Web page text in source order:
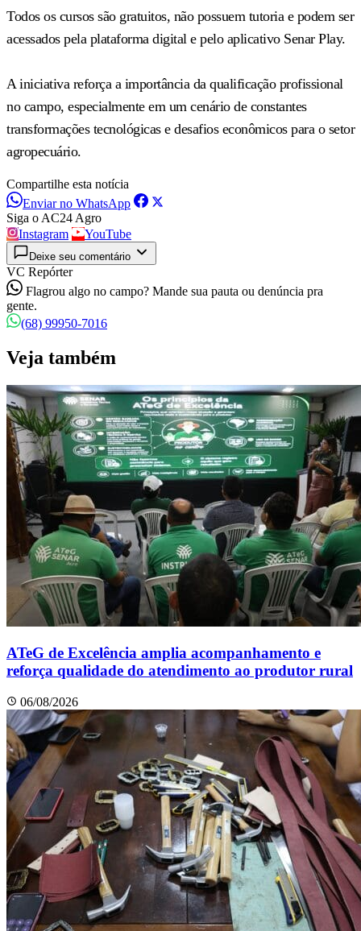
Todos os cursos são gratuitos, não possuem tutoria e podem ser
acessados pela plataforma digital e pelo aplicativo Senar Play.
A iniciativa reforça a importância da qualificação profissional
no campo, especialmente em um cenário de constantes
transformações tecnológicas e desafios econômicos para o setor
agropecuário.
Compartilhe esta notícia
Enviar no WhatsApp
Siga o AC24 Agro
Instagram
YouTube
Deixe seu comentário
VC Repórter
Flagrou algo no campo? Mande sua pauta ou denúncia pra
gente.
(68) 99950-7016
Veja também
ATeG de Excelência amplia acompanhamento e
reforça qualidade do atendimento ao produtor rural
06/08/2026